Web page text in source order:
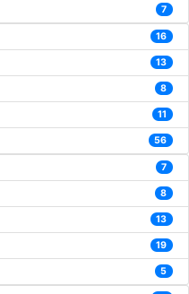
7
16
13
8
11
56
7
8
13
19
5